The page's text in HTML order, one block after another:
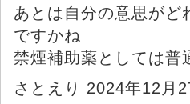
あとは自分の意思がど
ですかね
禁煙補助薬としては普
さとえり 2024年12月